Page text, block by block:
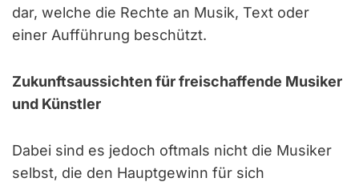
dar, welche die Rechte an Musik, Text oder
einer Aufführung beschützt.
Zukunftsaussichten für freischaffende Musiker
und Künstler
Dabei sind es jedoch oftmals nicht die Musiker
selbst, die den Hauptgewinn für sich